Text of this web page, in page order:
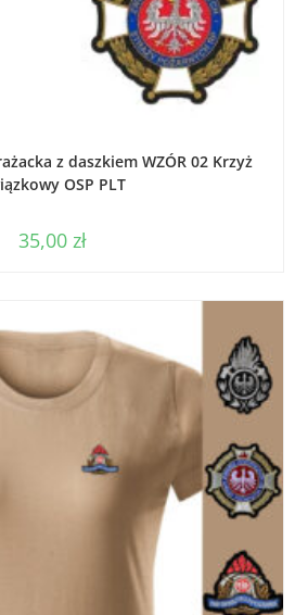
z daszkiem WZÓR 02 Krzyż
OSP PLT
35,00 zł